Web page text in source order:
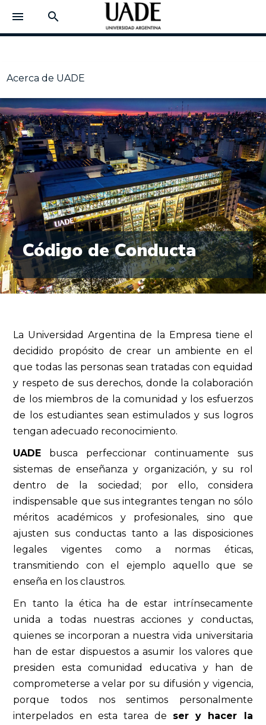
menu search
Acerca de UADE
Código de Conducta
La Universidad Argentina de la Empresa tiene el
decidido propósito de crear un ambiente en el
que todas las personas sean tratadas con equidad
y respeto de sus derechos, donde la colaboración
de los miembros de la comunidad y los esfuerzos
de los estudiantes sean estimulados y sus logros
tengan adecuado reconocimiento.
UADE busca perfeccionar continuamente sus
sistemas de enseñanza y organización, y su rol
dentro de la sociedad; por ello, considera
indispensable que sus integrantes tengan no sólo
méritos académicos y profesionales, sino que
ajusten sus conductas tanto a las disposiciones
legales vigentes como a normas éticas,
transmitiendo con el ejemplo aquello que se
enseña en los claustros.
En tanto la ética ha de estar intrínsecamente
unida a todas nuestras acciones y conductas,
quienes se incorporan a nuestra vida universitaria
han de estar dispuestos a asumir los valores que
presiden esta comunidad educativa y han de
comprometerse a velar por su difusión y vigencia,
porque todos nos sentimos personalmente
interpelados en esta tarea de ser y hacer la